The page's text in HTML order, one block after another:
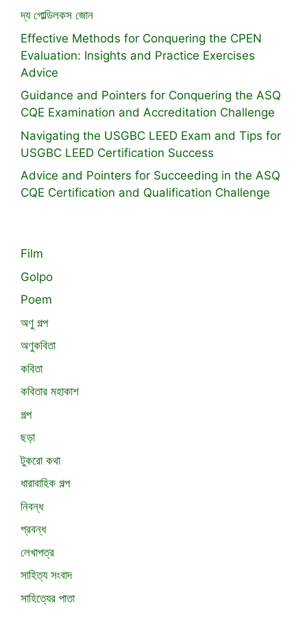
দ্য গোল্ডিলকস জোন
Effective Methods for Conquering the CPEN
Evaluation: Insights and Practice Exercises
Advice
Guidance and Pointers for Conquering the ASQ
CQE Examination and Accreditation Challenge
Navigating the USGBC LEED Exam and Tips for
USGBC LEED Certification Success
Advice and Pointers for Succeeding in the ASQ
CQE Certification and Qualification Challenge
Film
Golpo
Poem
অণু গল্প
অণুকবিতা
কবিতা
কবিতার মহাকাশ
গল্প
ছড়া
টুকরো কথা
ধারাবাহিক গল্প
নিবন্ধ
প্রবন্ধ
লেখাপত্র
সাহিত্য সংবাদ
সাহিত্যের পাতা